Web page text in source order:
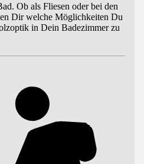
Ob als Fliesen oder bei den
Dir welche Möglichkeiten Du
in Dein Badezimmer zu